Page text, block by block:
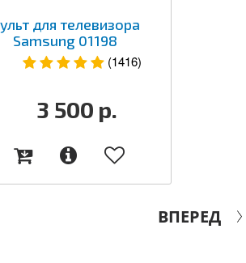
для телевизора
Samsung 01198
(1416)
3 500 р.
ВПЕРЕД